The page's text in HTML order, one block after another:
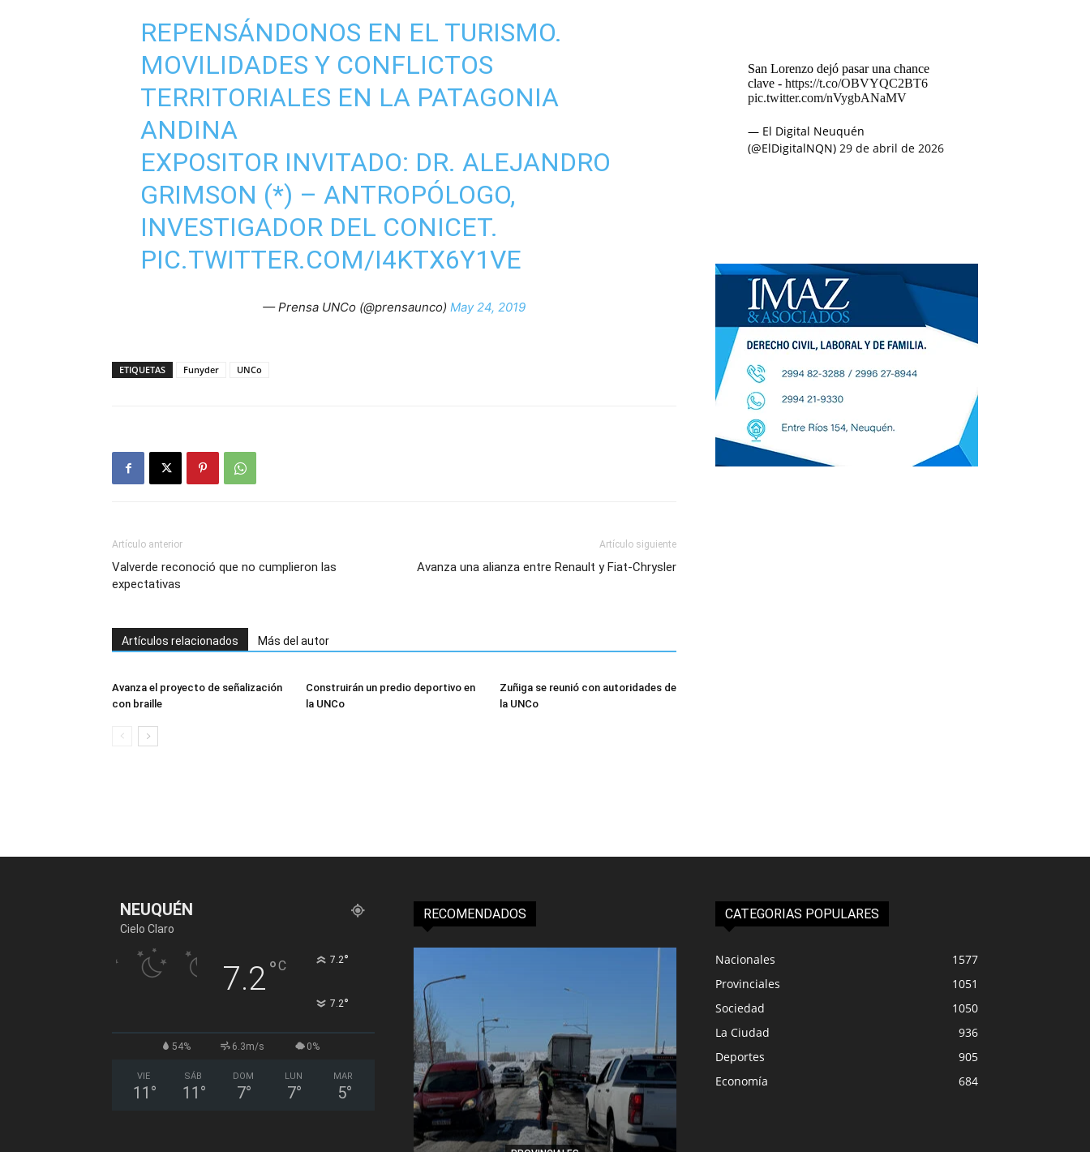
REPENSÁNDONOS EN EL TURISMO.
MOVILIDADES Y CONFLICTOS
TERRITORIALES EN LA PATAGONIA
ANDINA
EXPOSITOR INVITADO: DR. ALEJANDRO
GRIMSON (*) – ANTROPÓLOGO,
INVESTIGADOR DEL CONICET.
PIC.TWITTER.COM/I4KTX6Y1VE
— Prensa UNCo (@prensaunco) May 24, 2019
ETIQUETAS Funyder UNCo
Artículo anterior
Valverde reconoció que no cumplieron las
expectativas
Artículo siguiente
Avanza una alianza entre Renault y Fiat-Chrysler
Artículos relacionados Más del autor
Avanza el proyecto de señalización
con braille
Construirán un predio deportivo en
la UNCo
Zuñiga se reunió con autoridades de
la UNCo
San Lorenzo dejó pasar una chance
clave - https://t.co/OBVYQC2BT6
pic.twitter.com/nVygbANaMV
— El Digital Neuquén
(@ElDigitalNQN) 29 de abril de 2026
NEUQUÉN
Cielo Claro
7.2°C 7.2°
7.2°
54% 6.3m/s 0%
VIE
11 °
SÁB
11 °
DOM
7°
LUN
7°
MAR
5°
RECOMENDADOS CATEGORIAS POPULARES
Nacionales
1577
Provinciales
1051
Sociedad
1050
La Ciudad
936
Deportes
905
Economía
684